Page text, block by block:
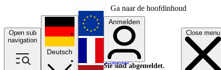
Ga naar de hoofdinhoud
Open sub
navigation
Close menu
Deutsch
English
Français
Anmelden
Sie sind abgemeldet.